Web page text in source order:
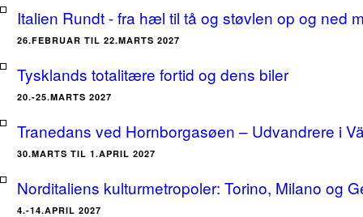
Italien Rundt - fra hæl til tå og støvlen op og ned
26.FEBRUAR TIL 22.MARTS 2027
Tysklands totalitære fortid og dens biler
20.-25.MARTS 2027
Tranedans ved Hornborgasøen – Udvandrere i
30.MARTS TIL 1.APRIL 2027
Norditaliens kulturmetropoler: Torino, Milano og
4.-14.APRIL 2027